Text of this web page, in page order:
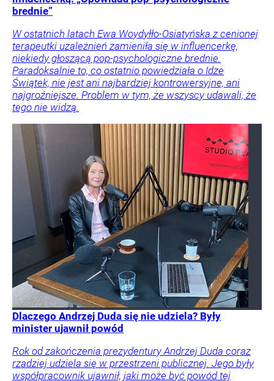
brednie”
W ostatnich latach Ewa Woydyłło-Osiatyńska z cenionej
terapeutki uzależnień zamieniła się w influencerkę,
niekiedy głoszącą pop-psychologiczne brednie.
Paradoksalnie to, co ostatnio powiedziała o Idze
Świątek, nie jest ani najbardziej kontrowersyjne, ani
najgroźniejsze. Problem w tym, że wszyscy udawali, że
tego nie widzą.
Dlaczego Andrzej Duda się nie udziela? Były
minister ujawnił powód
Rok od zakończenia prezydentury Andrzej Duda coraz
rzadziej udziela się w przestrzeni publicznej. Jego były
współpracownik ujawnił, jaki może być powód tej